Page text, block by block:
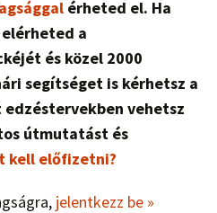
érheted el. Ha
a
és közel 2000
segítséget is kérhetsz a
vehetsz
útmutatást és
kell előfizetni?
jelentkezz be »